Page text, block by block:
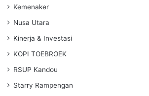
Kemenaker
Nusa Utara
Kinerja & Investasi
KOPI TOEBROEK
RSUP Kandou
Starry Rampengan